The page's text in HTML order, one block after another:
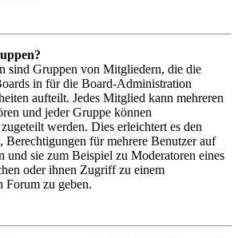
sind Gruppen von Mitgliedern, die die
in für die Board-Administration
aufteilt. Jedes Mitglied kann mehreren
und jeder Gruppe können
werden. Dies erleichtert es den
Berechtigungen für mehrere Benutzer auf
und sie zum Beispiel zu Moderatoren eines
oder ihnen Zugriff zu einem
Forum zu geben.